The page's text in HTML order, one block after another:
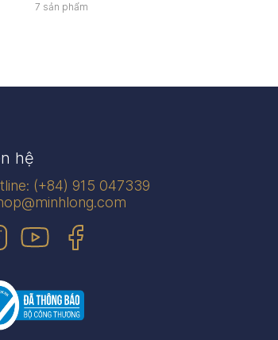
7 sản phẩm
hệ
(+84) 915 047339